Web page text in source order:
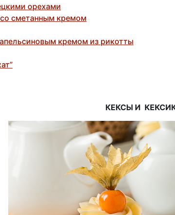
орехами
сметанным кремом
кремом из рикотты
КЕКСЫ И